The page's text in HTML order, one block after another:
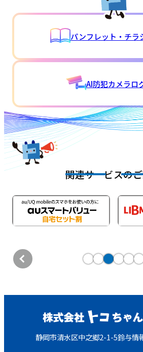
パンフレット・チラ
AI防犯カメラロ
関連サービスの
静岡市清水区中之郷2-1-5鈴与情